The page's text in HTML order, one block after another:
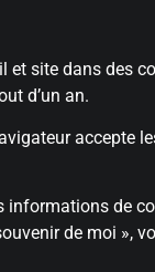
site dans des
d’un an.
accepte
de
de moi »,